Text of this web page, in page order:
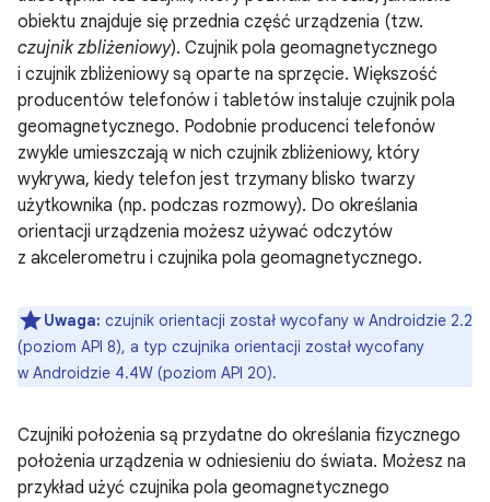
obiektu znajduje się przednia część urządzenia (tzw.
czujnik zbliżeniowy). Czujnik pola geomagnetycznego
i czujnik zbliżeniowy są oparte na sprzęcie. Większość
producentów telefonów i tabletów instaluje czujnik pola
geomagnetycznego. Podobnie producenci telefonów
zwykle umieszczają w nich czujnik zbliżeniowy, który
wykrywa, kiedy telefon jest trzymany blisko twarzy
użytkownika (np. podczas rozmowy). Do określania
orientacji urządzenia możesz używać odczytów
z akcelerometru i czujnika pola geomagnetycznego.
Uwaga: czujnik orientacji został wycofany w Androidzie 2.2
(poziom API 8), a typ czujnika orientacji został wycofany
w Androidzie 4.4W (poziom API 20).
Czujniki położenia są przydatne do określania fizycznego
położenia urządzenia w odniesieniu do świata. Możesz na
przykład użyć czujnika pola geomagnetycznego